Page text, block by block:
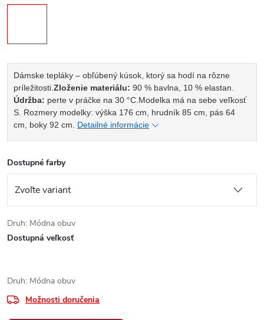
Dámske tepláky – obľúbený kúsok, ktorý sa hodí na rôzne
príležitosti. Zloženie materiálu: 90 % bavlna, 10 % elastan.
Údržba: perte v práčke na 30 °C. Modelka má na sebe veľkosť
S. Rozmery modelky: výška 176 cm, hrudník 85 cm, pás 64
cm, boky 92 cm.
Detailné informácie
Dostupné farby
Druh: Módna obuv
Dostupná veľkosť
Druh: Módna obuv
Možnosti doručenia